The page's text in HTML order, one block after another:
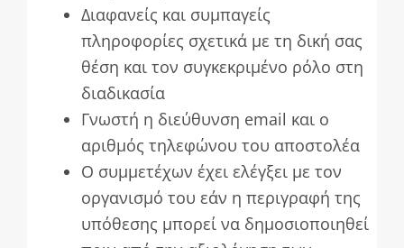
Διαφανείς και συμπαγείς
πληροφορίες σχετικά με τη δική σας
θέση και τον συγκεκριμένο ρόλο στη
διαδικασία
Γνωστή η διεύθυνση email και ο
αριθμός τηλεφώνου του αποστολέα
Ο συμμετέχων έχει ελέγξει με τον
οργανισμό του εάν η περιγραφή της
υπόθεσης μπορεί να δημοσιοποιηθεί